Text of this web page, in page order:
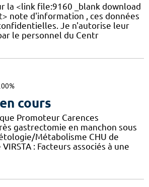
la <link file:9160 _blank download
note d'information , ces données
Je n'autorise leur
le personnel du Centr
cours
Promoteur Carences
gastrectomie en manchon sous
Métabolisme CHU de
: Facteurs associés à une